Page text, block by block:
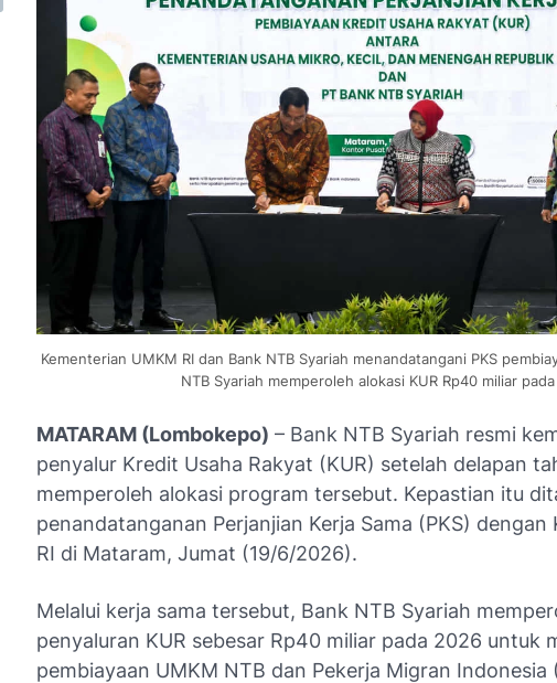
Kementerian UMKM RI dan Bank NTB Syariah menandatangani PKS
NTB Syariah memperoleh alokasi KUR Rp40 miliar
MATARAM (Lombokepo) – Bank NTB Syariah resmi
penyalur Kredit Usaha Rakyat (KUR) setelah delapan
memperoleh alokasi program tersebut. Kepastian itu
penandatanganan Perjanjian Kerja Sama (PKS) dengan
RI di Mataram, Jumat (19/6/2026).
Melalui kerja sama tersebut, Bank NTB Syariah
penyaluran KUR sebesar Rp40 miliar pada 2026 untuk
pembiayaan UMKM NTB dan Pekerja Migran Indonesia